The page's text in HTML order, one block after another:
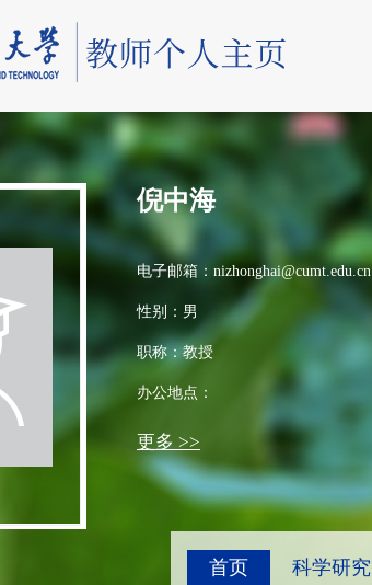
倪中海
电子邮箱： nizhonghai@cumt.edu.cn
性别：男
职称：教授
办公地点：
更多 >>
首页 科学研究